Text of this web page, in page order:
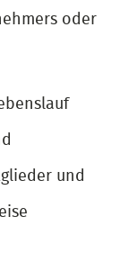
oder
und